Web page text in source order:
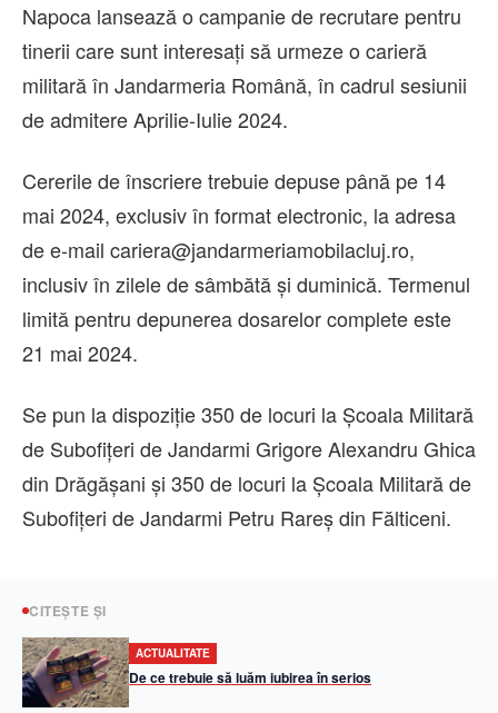
Napoca lansează o campanie de recrutare pentru
tinerii care sunt interesați să urmeze o carieră
militară în Jandarmeria Română, în cadrul sesiunii
de admitere Aprilie-Iulie 2024.
Cererile de înscriere trebuie depuse până pe 14
mai 2024, exclusiv în format electronic, la adresa
de e-mail cariera@jandarmeriamobilacluj.ro,
inclusiv în zilele de sâmbătă și duminică. Termenul
limită pentru depunerea dosarelor complete este
21 mai 2024.
Se pun la dispoziție 350 de locuri la Școala Militară
de Subofițeri de Jandarmi Grigore Alexandru Ghica
din Drăgășani și 350 de locuri la Școala Militară de
Subofițeri de Jandarmi Petru Rareș din Fălticeni.
CITEȘTE ȘI
ACTUALITATE
De ce trebuie să luăm iubirea în serios